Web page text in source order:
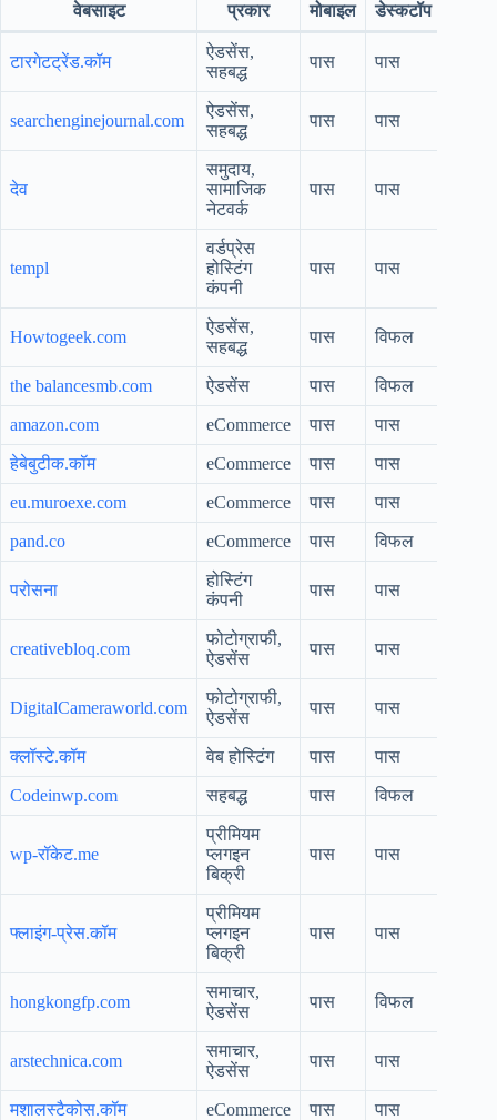
वेबसाइट प्रकार मोबाइल डेस्कटॉप
टारगेटट्रेंड.कॉम
ऐडसेंस,
सहबद्ध
पास पास
searchenginejournal.com
ऐडसेंस,
सहबद्ध
पास पास
देव
समुदाय,
सामाजिक
नेटवर्क
पास पास
templ
वर्डप्रेस
होस्टिंग
कंपनी
पास पास
Howtogeek.com
ऐडसेंस,
सहबद्ध
पास विफल
the balancesmb.com ऐडसेंस पास विफल
amazon.com eCommerce पास पास
हेबेबुटीक.कॉम eCommerce पास पास
eu.muroexe.com eCommerce पास पास
pand.co eCommerce पास विफल
परोसना
होस्टिंग
कंपनी
पास पास
creativebloq.com
फोटोग्राफी,
ऐडसेंस
पास पास
DigitalCameraworld.com
फोटोग्राफी,
ऐडसेंस
पास पास
क्लॉस्टे.कॉम वेब होस्टिंग पास पास
Codeinwp.com सहबद्ध पास विफल
wp-रॉकेट.me
प्रीमियम
प्लगइन
बिक्री
पास पास
फ्लाइंग-प्रेस.कॉम
प्रीमियम
प्लगइन
बिक्री
पास पास
hongkongfp.com
समाचार,
ऐडसेंस
पास विफल
arstechnica.com
समाचार,
ऐडसेंस
पास पास
मशालस्टैकोस.कॉम eCommerce पास पास